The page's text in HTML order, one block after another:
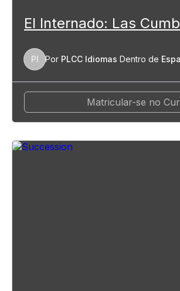
El Internado: Las
PI Por PLCC Idiomas Dentro de
Matricular-se no